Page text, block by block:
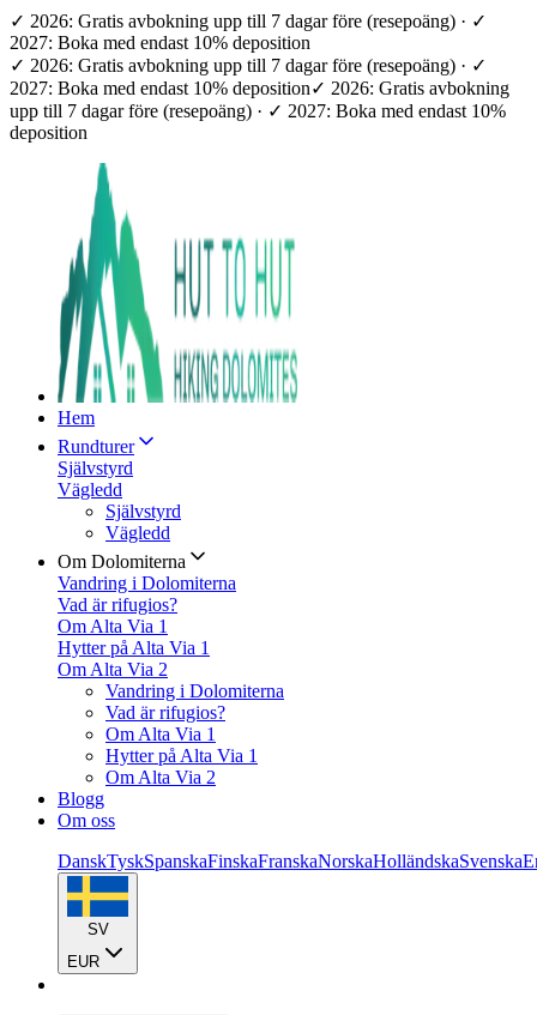
✓ 2026: Gratis avbokning upp till 7 dagar före (resepoäng) · ✓
2027: Boka med endast 10% deposition
✓ 2026: Gratis avbokning upp till 7 dagar före (resepoäng) · ✓
2027: Boka med endast 10% deposition✓ 2026: Gratis avbokning
upp till 7 dagar före (resepoäng) · ✓ 2027: Boka med endast 10%
deposition
Hem
Rundturer
Självstyrd
Vägledd
Självstyrd
Vägledd
Om Dolomiterna
Vandring i Dolomiterna
Vad är rifugios?
Om Alta Via 1
Hytter på Alta Via 1
Om Alta Via 2
Vandring i Dolomiterna
Vad är rifugios?
Om Alta Via 1
Hytter på Alta Via 1
Om Alta Via 2
Blogg
Om oss
DanskTyskSpanskaFinskaFranskaNorskaHolländskaSvenska
SV
EUR